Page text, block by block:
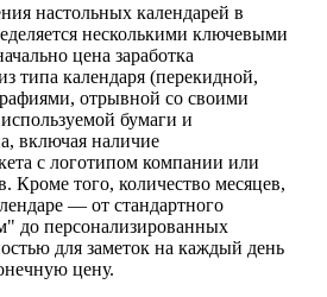
настольных календарей в
несколькими ключевыми
цена заработка
типа календаря (перекидной,
отрывной со своими
бумаги и
включая наличие
с логотипом компании или
того, количество месяцев,
— от стандартного
до персонализированных
для заметок на каждый день
цену.